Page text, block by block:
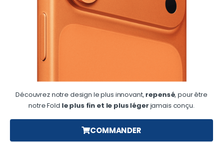
Découvrez notre design le plus innovant, repensé, pour être
notre Fold le plus fin et le plus légerjamais conçu.
COMMANDER